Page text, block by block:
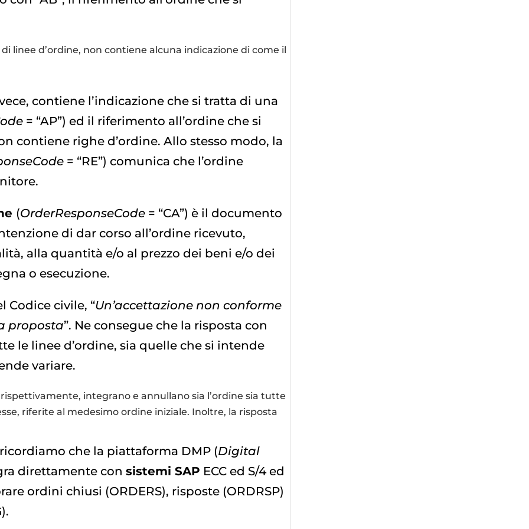
linee d’ordine, non contiene alcuna indicazione di come il
contiene l’indicazione che si tratta di una
= “AP”) ed il riferimento all’ordine che si
contiene righe d’ordine. Allo stesso modo, la
= “RE”) comunica che l’ordine
(OrderResponseCode = “CA”) è il documento
di dar corso all’ordine ricevuto,
alla quantità e/o al prezzo dei beni e/o dei
o esecuzione.
Codice civile, “Un’accettazione non conforme
proposta”. Ne consegue che la risposta con
le linee d’ordine, sia quelle che si intende
variare.
integrano e annullano sia l’ordine sia tutte
riferite al medesimo ordine iniziale. Inoltre, la risposta
che la piattaforma DMP (Digital
direttamente consistemi SAP ECC ed S/4 ed
ordini chiusi (ORDERS), risposte (ORDRSP)